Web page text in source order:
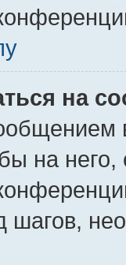
на
на
шагов,